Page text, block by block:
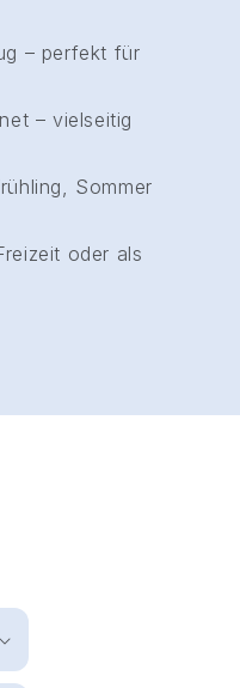
– perfekt für
– vielseitig
Sommer
oder als